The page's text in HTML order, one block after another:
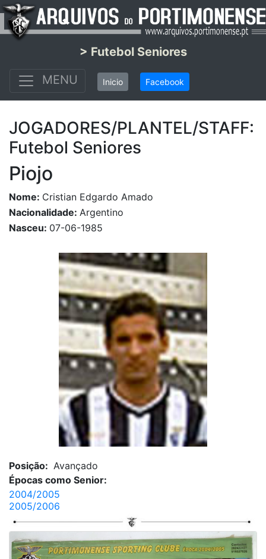
> Futebol Seniores
MENU
Inicio Facebook
JOGADORES/PLANTEL/STAFF:
Futebol Seniores
Piojo
Nome: Cristian Edgardo Amado
Nacionalidade: Argentino
Nasceu: 07-06-1985
Posição: Avançado
Épocas como Senior:
2004/2005
2005/2006